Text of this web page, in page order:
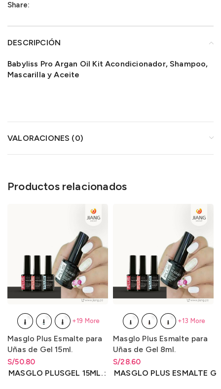
Share:
DESCRIPCIÓN
Babyliss Pro Argan Oil Kit Acondicionador, Shampoo,
Mascarilla y Aceite
VALORACIONES (0)
Productos relacionados
Masglo Plus Esmalte para
Uñas de Gel 15ml.
S/50.80
Rango de precios: desde
S/50.80 hastaS/50.80
MASGLO PLUSGEL 15ML.
+19 More
Masglo Plus Esmalte para
Uñas de Gel 8ml.
S/28.60
Rango de precios: desde
S/28.60 hastaS/ 28.60
MASGLO PLUS ESMALTE
+13 More